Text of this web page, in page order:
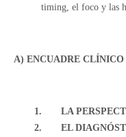
timing, el foco y las
A) ENCUADRE
1. LA
2. EL